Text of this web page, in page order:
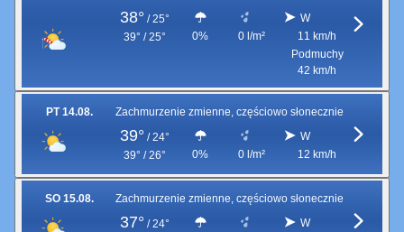
38° / 25°
39° / 25°
0% 0 l/m²
W
11 km/h
Podmuchy
42 km/h
PT 14.08. Zachmurzenie zmienne, częściowo słonecznie
39° / 24°
39° / 26°
0% 0 l/m²
W
12 km/h
SO 15.08. Zachmurzenie zmienne, częściowo słonecznie
37° / 24°
W